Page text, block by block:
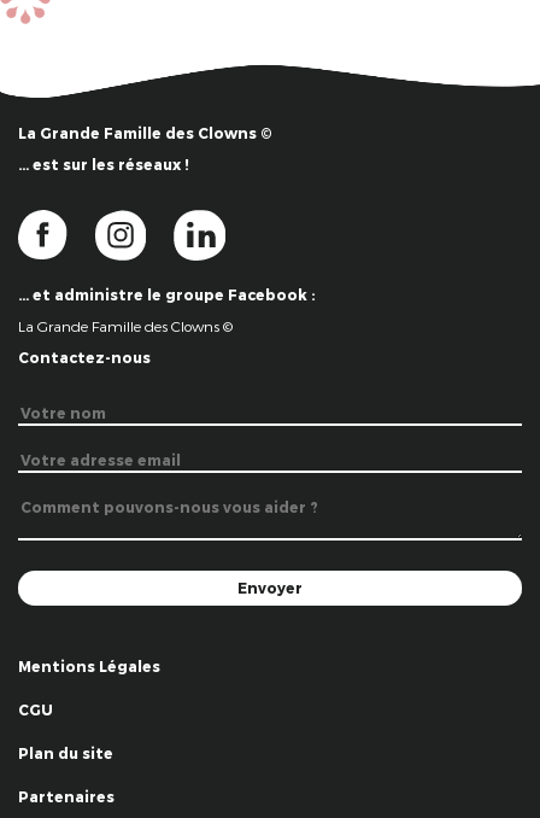
La Grande Famille des Clowns ©
… est sur les réseaux !
… et administre le groupe Facebook :
La Grande Famille des Clowns ©
Contactez-nous
Mentions Légales
CGU
Plan du site
Partenaires